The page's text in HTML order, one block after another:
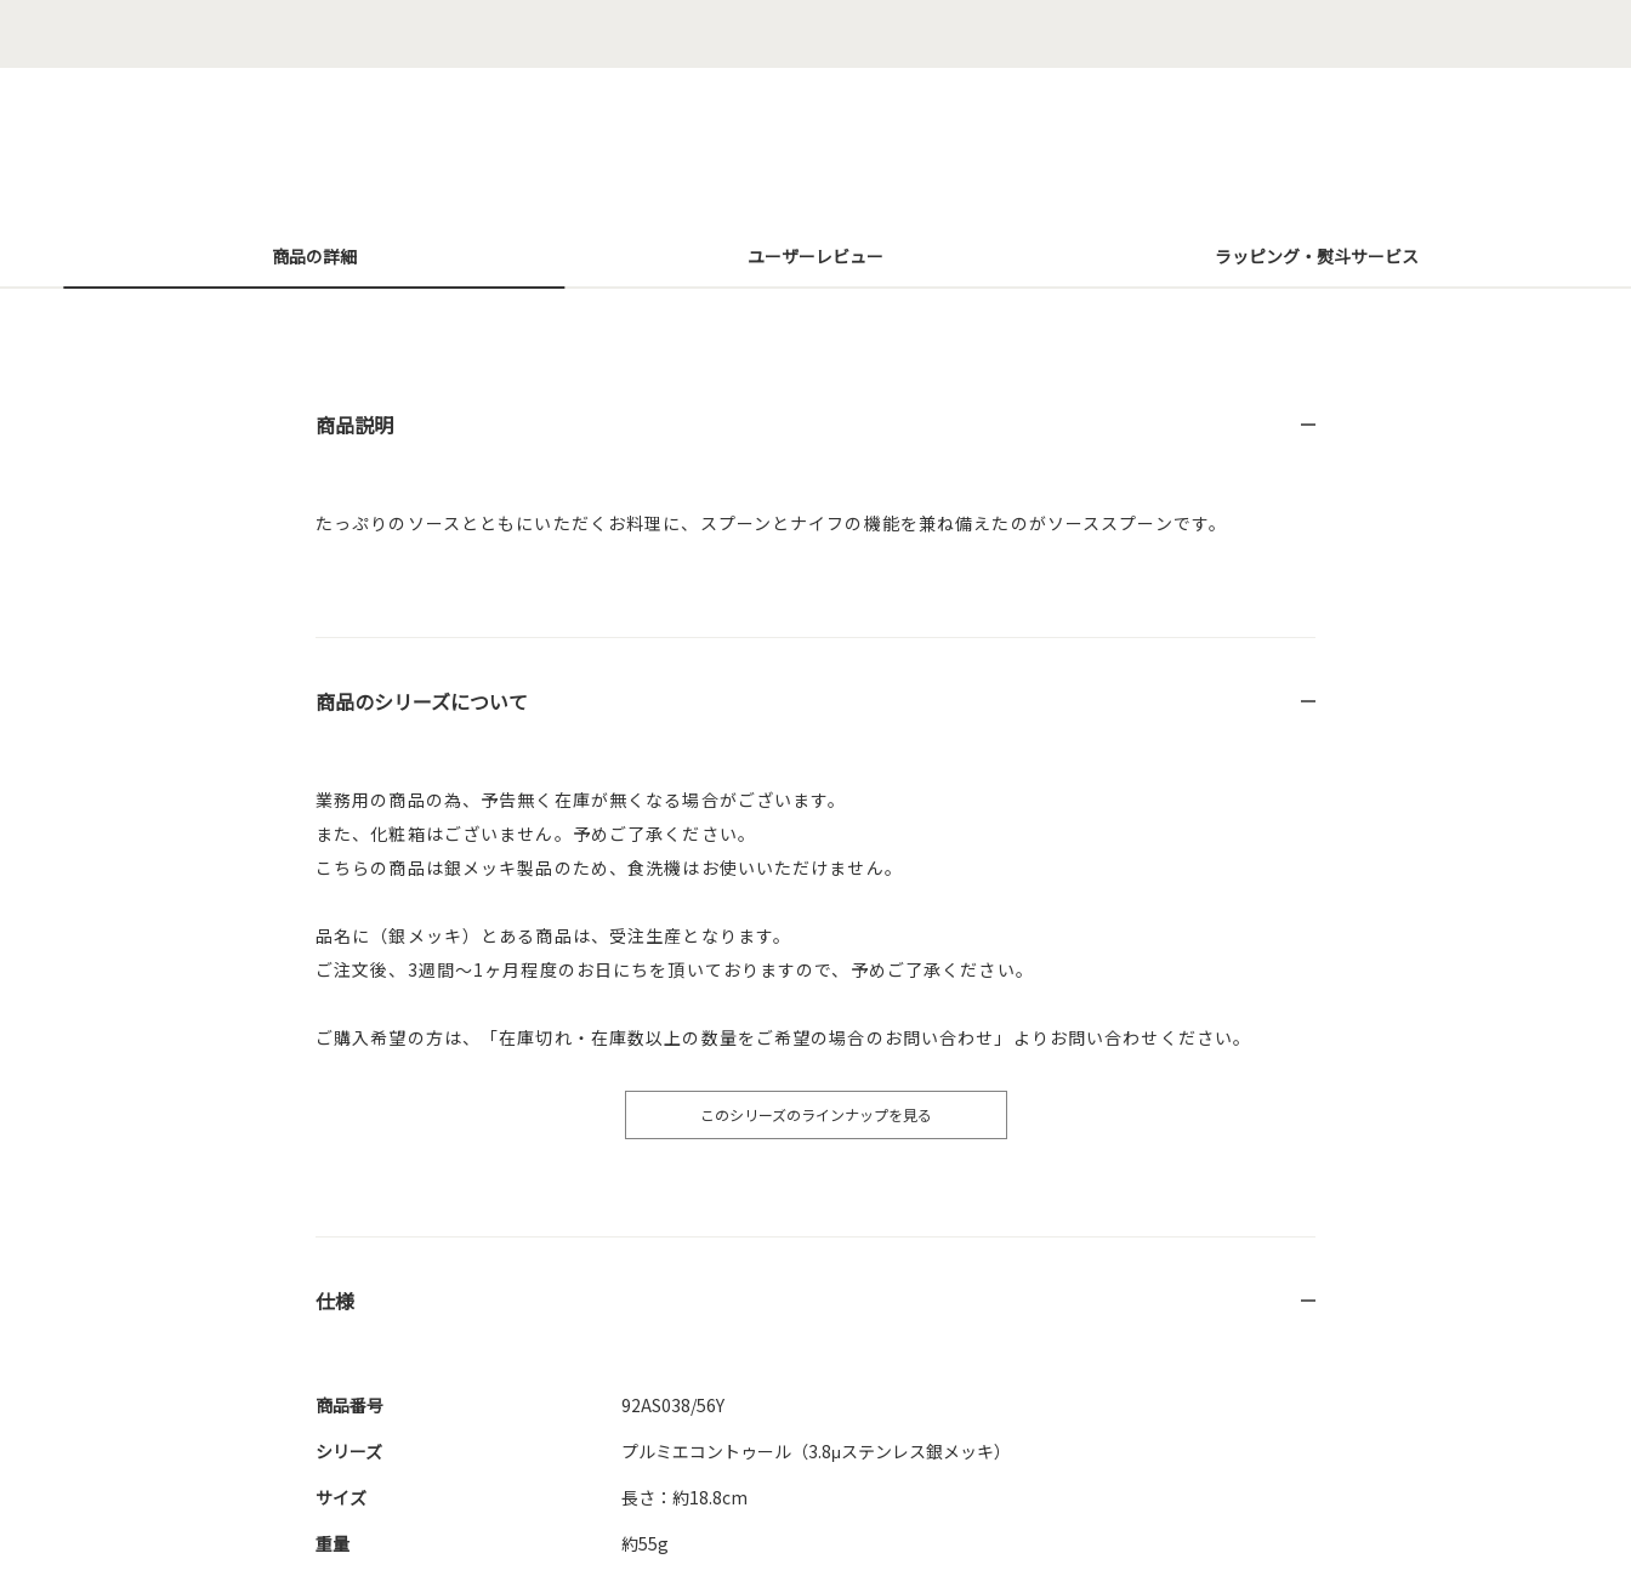
商品の詳細 ユーザーレビュー ラッピング・熨斗サービス
商品説明
たっぷりのソースとともにいただくお料理に、スプーンとナイフの機能を兼ね備えたのがソーススプーンです。
商品のシリーズについて
業務用の商品の為、予告無く在庫が無くなる場合がございます。
また、化粧箱はございません。予めご了承ください。
こちらの商品は銀メッキ製品のため、食洗機はお使いいただけません。
品名に（銀メッキ）とある商品は、受注生産となります。
ご注文後、3週間～1ヶ月程度のお日にちを頂いておりますので、予めご了承ください。
ご購入希望の方は、「在庫切れ・在庫数以上の数量をご希望の場合のお問い合わせ」よりお問い合わせください。
このシリーズのラインナップを見る
仕様
商品番号
92AS038/56Y
シリーズ
プルミエコントゥール（3.8μステンレス銀メッキ）
サイズ
長さ：約18.8cm
重量
約55g